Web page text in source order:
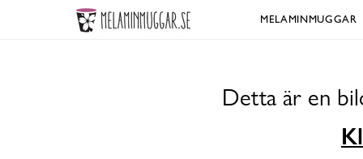
MELAMINMUGGAR
Detta är en